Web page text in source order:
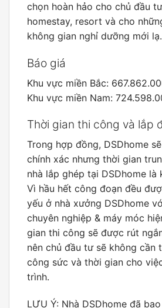
chọn hoàn hảo cho chủ đầu
homestay, resort và cho
không gian nghỉ dưỡng mới lạ.
Báo giá
Khu vực miền Bắc:
Khu vực miền Nam:
Thời gian thi công và lắp
Trong hợp đồng, DSDhome
chính xác nhưng thời gian
nhà lắp ghép tại DSDhome là
Vì hầu hết công đoạn đều
yếu ở nhà xưởng DSDhome
chuyên nghiệp & máy móc
gian thi công sẽ được rút
nên chủ đầu tư sẽ không cần
công sức và thời gian cho
trình.
LƯU Ý: Nhà DSDhome đã